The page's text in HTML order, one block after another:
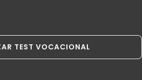
TEST VOCACIONAL